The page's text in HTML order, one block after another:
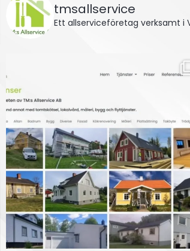
tmsallservice
Ett allserviceföretag verksamt i